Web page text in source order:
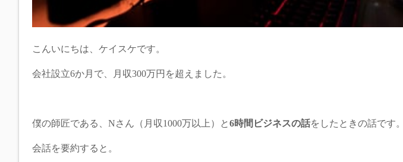
こんいにちは、ケイスケです。
会社設立6か月で、月収300万円を超えました。
僕の師匠である、Nさん（月収1000万以上）と6時間ビジネスの話をしたときの話です。
会話を要約すると。